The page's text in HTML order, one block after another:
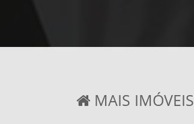
MAIS IMÓVEIS